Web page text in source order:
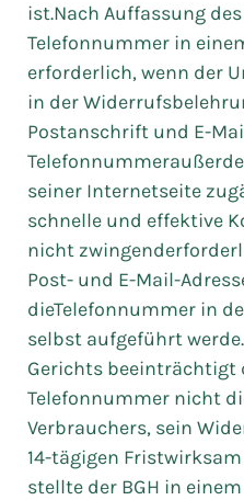
ist.Nach Auffassung
Telefonnummer in
erforderlich, wenn der
in der
Postanschrift und E-
seiner Internetseite
schnelle und effektive
nicht
Post- und E-Mail-
dieTelefonnummer in
selbst aufgeführt
Gerichts beeinträchtigt
Telefonnummer nicht
Verbrauchers, sein
14-tägigen
stellte der BGH in